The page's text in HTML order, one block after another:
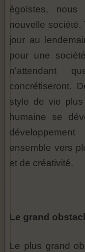
égoïstes, nous
nouvelle société.
jour au
pour une
n'attendant
concrétiseront.
style de vie
humaine se
ensemble vers
et de créativité.
Le grand
Le plus grand